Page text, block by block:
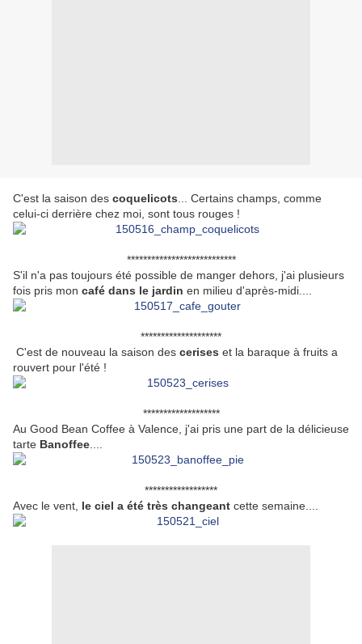
C'est la saison des coquelicots ... Certains champs, comme
celui-ci derrière chez moi, sont tous rouges !
***************************
S'il n'a pas toujours été possible de manger dehors, j'ai plusieurs
fois pris mon café dans le jardin en milieu d'après-midi....
********************
C'est de nouveau la saison des cerises et la baraque à fruits a
rouvert pour l'été !
*******************
Au Good Bean Coffee à Valence, j'ai pris une part de la délicieuse
tarte Banoffee
******************
Avec le vent, le ciel a été très changeant cette semaine....